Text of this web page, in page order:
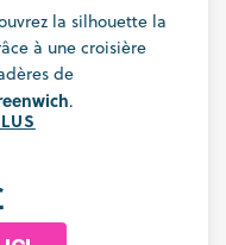
la silhouette la
à une croisière
de
.